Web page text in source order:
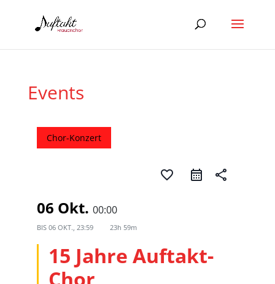
Events
Chor-Konzert
favorite_border share
06 Okt. 00:00
BIS 06 OKT., 23:59 23h 59m
15 Jahre Auftakt-